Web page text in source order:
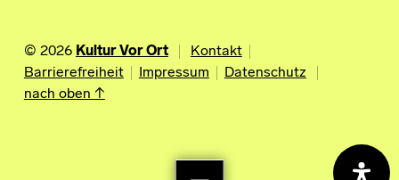
© 2026 Kultur Vor Ort
Kontakt
Barrierefreiheit
Impressum
Datenschutz
nach oben ↑